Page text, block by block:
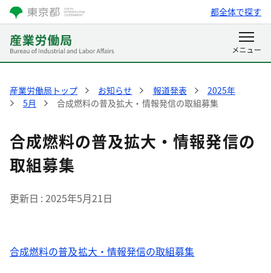
都全体で探す
産業労働局トップ お知らせ 報道発表
2025年
5月
合成燃料の普及拡大・情報発信の取組募集
合成燃料の普及拡大・情報発信の
取組募集
更新日 2025年5月21日
合成燃料の普及拡大・情報発信の取組募集